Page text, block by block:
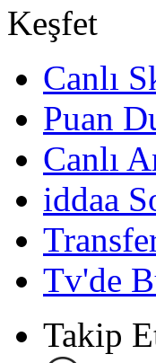
Keşfet
Canlı
Puan
Canlı
iddaa
Tv'de
Takip